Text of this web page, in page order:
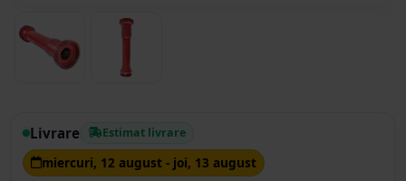
Livrare Estimat livrare
miercuri, 12 august - joi, 13 august